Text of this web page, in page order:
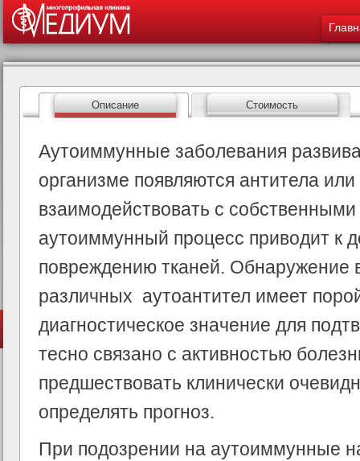
Описание Стоимость
Аутоиммунные заболевания
организме появляются антитела
взаимодействовать с
аутоиммунный процесс приводит к
повреждению тканей. Обнаружение
различных аутоантител имеет
диагностическое значение для
тесно связано с активностью
предшествовать клинически
определять прогноз.
При подозрении на аутоиммунные